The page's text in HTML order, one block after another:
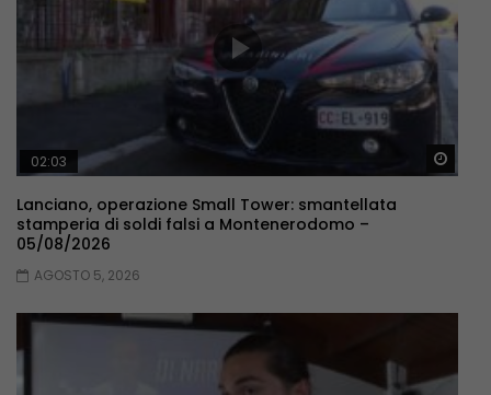
02:03
Lanciano, operazione Small Tower: smantellata
stamperia di soldi falsi a Montenerodomo –
05/08/2026
AGOSTO 5, 2026